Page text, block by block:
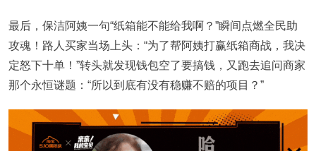
最后，保洁阿姨一句“纸箱能不能给我啊？”瞬间点燃全民助
攻魂！路人买家当场上头：“为了帮阿姨打赢纸箱商战，我决
定怒下十单！”转头就发现钱包空了要搞钱，又跑去追问商家
那个永恒谜题：“所以到底有没有稳赚不赔的项目？”